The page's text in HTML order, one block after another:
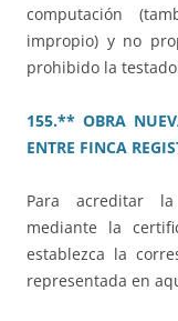
computación
impropio) y no
prohibido la
155.** OBRA
ENTRE FINCA
Para acreditar
mediante la
establezca la
representada en